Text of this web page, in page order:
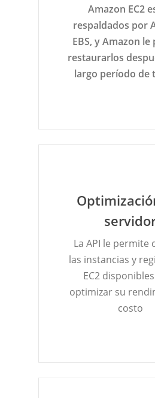
Amazon EC2
respaldados por
EBS, y Amazon
restaurarlos
largo período de
La API le permite
las instancias y
EC2
optimizar su
costo